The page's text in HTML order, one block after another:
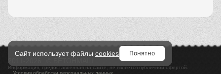
2011-2026
Информация, предоставленная на сайте, не является публичной офертой.
Условия обработки персональных данных
Сайт использует файлы cookies Понятно